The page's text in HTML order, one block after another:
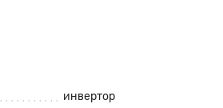
инвертор